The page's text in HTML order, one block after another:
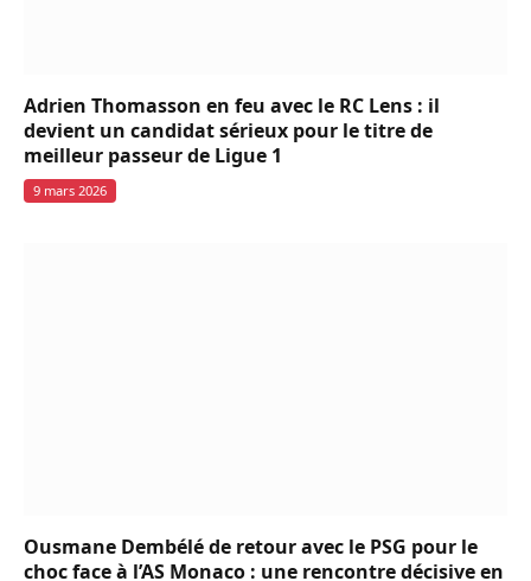
Adrien Thomasson en feu avec le RC Lens : il
devient un candidat sérieux pour le titre de
meilleur passeur de Ligue 1
9 mars 2026
Ousmane Dembélé de retour avec le PSG pour le
choc face à l’AS Monaco : une rencontre décisive en